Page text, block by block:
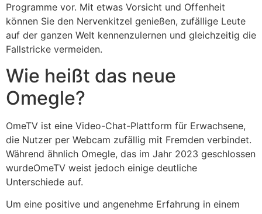
Programme vor. Mit etwas Vorsicht und Offenheit
können Sie den Nervenkitzel genießen, zufällige Leute
auf der ganzen Welt kennenzulernen und gleichzeitig die
Fallstricke vermeiden.
Wie heißt das neue
Omegle?
OmeTV ist eine Video-Chat-Plattform für Erwachsene,
die Nutzer per Webcam zufällig mit Fremden verbindet.
Während ähnlich Omegle, das im Jahr 2023 geschlossen
wurdeOmeTV weist jedoch einige deutliche
Unterschiede auf.
Um eine positive und angenehme Erfahrung in einem